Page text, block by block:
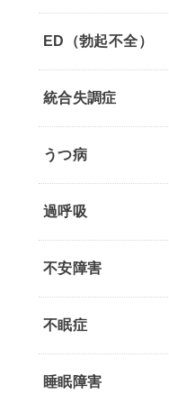
ED（勃起不全）
統合失調症
うつ病
過呼吸
不安障害
不眠症
睡眠障害